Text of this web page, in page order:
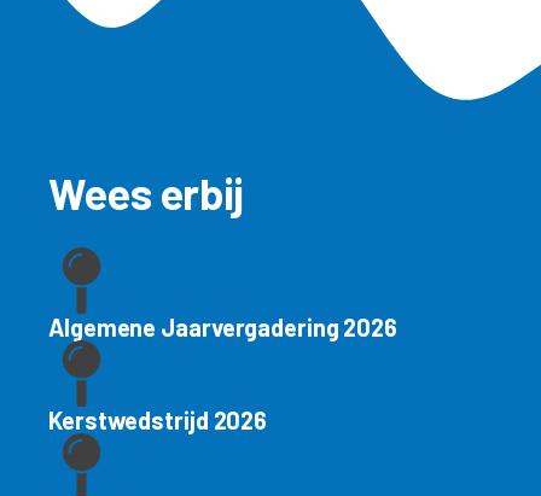
Wees erbij
Algemene Jaarvergadering 2026
Kerstwedstrijd 2026